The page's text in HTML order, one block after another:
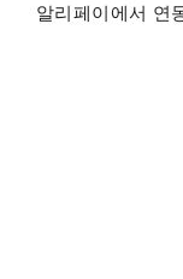
알리페이에서 연